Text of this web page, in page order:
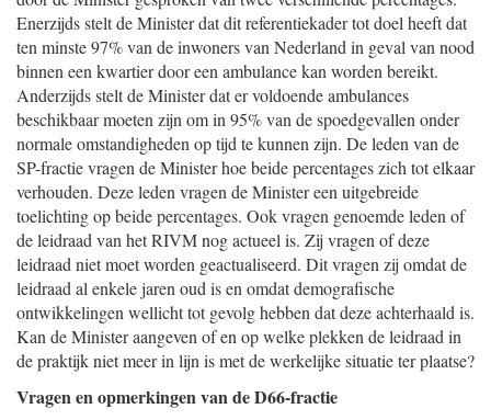
Enerzijds stelt de Minister dat dit referentiekader tot doel heeft dat
ten minste 97% van de inwoners van Nederland in geval van nood
binnen een kwartier door een ambulance kan worden bereikt.
Anderzijds stelt de Minister dat er voldoende ambulances
beschikbaar moeten zijn om in 95% van de spoedgevallen onder
normale omstandigheden op tijd te kunnen zijn. De leden van de
SP-fractie vragen de Minister hoe beide percentages zich tot elkaar
verhouden. Deze leden vragen de Minister een uitgebreide
toelichting op beide percentages. Ook vragen genoemde leden of
de leidraad van het RIVM nog actueel is. Zij vragen of deze
leidraad niet moet worden geactualiseerd. Dit vragen zij omdat de
leidraad al enkele jaren oud is en omdat demografische
ontwikkelingen wellicht tot gevolg hebben dat deze achterhaald is.
Kan de Minister aangeven of en op welke plekken de leidraad in
de praktijk niet meer in lijn is met de werkelijke situatie ter plaatse?
Vragen en opmerkingen van de D66-fractie